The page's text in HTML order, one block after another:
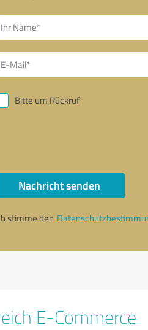
Bitte um Rückruf
Nachricht senden
stimme den
E-Commerce